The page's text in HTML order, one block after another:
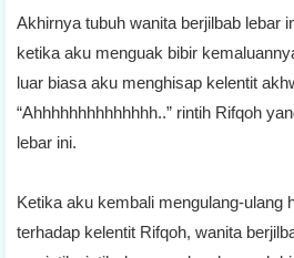
Akhirnya tubuh wanita berjilbab lebar
ketika aku menguak bibir
luar biasa aku menghisap kelentit
“Ahhhhhhhhhhhhhh..” rintih Rifqoh
lebar ini.
Ketika aku kembali mengulang-ulang
terhadap kelentit Rifqoh, wanita